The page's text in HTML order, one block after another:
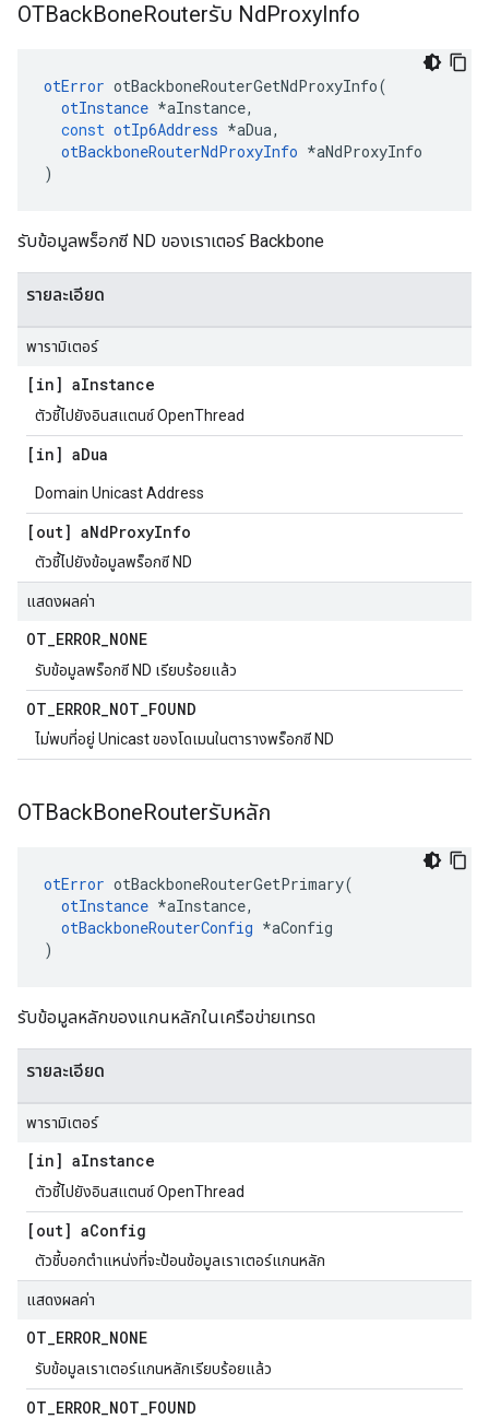
OTBackBoneRouterรับ NdProxyInfo
otError otBackboneRouterGetNdProxyInfo(
otInstance *aInstance,
const otIp6Address *aDua,
otBackboneRouterNdProxyInfo *aNdProxyInfo
)
รับข้อมูลพร็อกซี ND ของเราเตอร์ Backbone
รายละเอียด
พารามิเตอร์
[in] aInstance
ตัวชี้ไปยังอินสแตนซ์ OpenThread
[in] aDua
Domain Unicast Address
[out] aNdProxyInfo
ตัวชี้ไปยังข้อมูลพร็อกซี ND
แสดงผลค่า
OT_ERROR_NONE
รับข้อมูลพร็อกซี ND เรียบร้อยแล้ว
OT_ERROR_NOT_FOUND
ไม่พบที่อยู่ Unicast ของโดเมนในตารางพร็อกซี ND
OTBackBoneRouterรับหลัก
otError otBackboneRouterGetPrimary(
otInstance *aInstance,
otBackboneRouterConfig *aConfig
)
รับข้อมูลหลักของแกนหลักในเครือข่ายเทรด
รายละเอียด
พารามิเตอร์
[in] aInstance
ตัวชี้ไปยังอินสแตนซ์ OpenThread
[out] aConfig
ตัวชี้บอกตําแหน่งที่จะป้อนข้อมูลเราเตอร์แกนหลัก
แสดงผลค่า
OT_ERROR_NONE
รับข้อมูลเราเตอร์แกนหลักเรียบร้อยแล้ว
OT_ERROR_NOT_FOUND